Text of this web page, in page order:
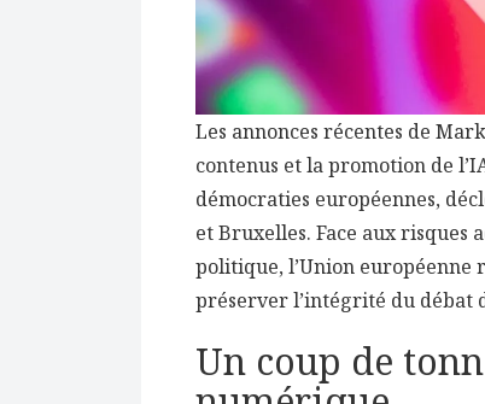
Les annonces récentes de
contenus et la promotion de
démocraties européennes,
et Bruxelles. Face aux
politique, l’Union
préserver l’intégrité du débat
Un coup de